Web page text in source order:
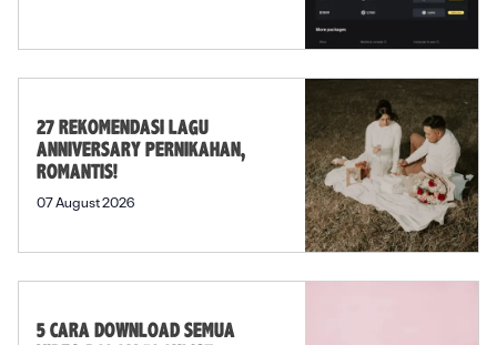
27 REKOMENDASI LAGU
ANNIVERSARY PERNIKAHAN,
ROMANTIS!
07 August 2026
5 CARA DOWNLOAD SEMUA